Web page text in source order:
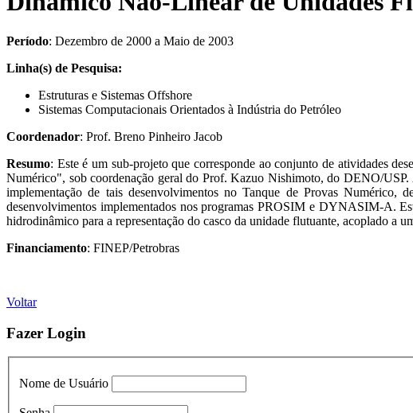
Período: Dezembro de 2000 a Maio de 2003
Linha(s) de Pesquisa:
Estruturas e Sistemas Offshore
Sistemas Computacionais Orientados à Indústria do Petróleo
Coordenador: Prof. Breno Pinheiro Jacob
Resumo: Este é um sub-projeto que corresponde ao conjunto de atividades
Numérico", sob coordenação geral do Prof. Kazuo Nishimoto, do DENO/USP.
implementação de tais desenvolvimentos no Tanque de Provas
desenvolvimentos implementados nos programas PROSIM e DYNASIM-A.
hidrodinâmico para a representação do casco da unidade flutuante, acoplado a
Financiamento: FINEP/Petrobras
Voltar
Fazer Login
Nome de Usuário